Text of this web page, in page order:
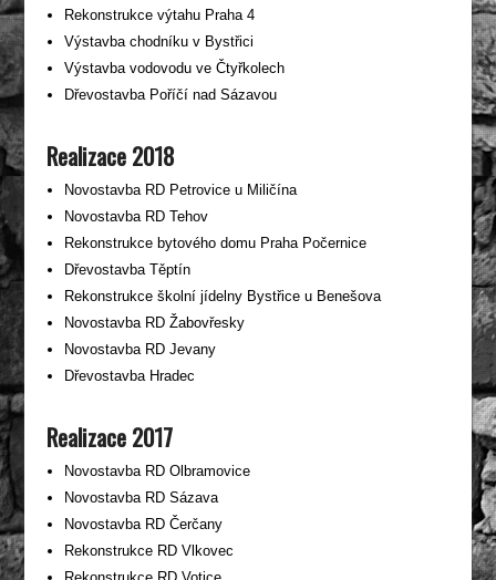
Rekonstrukce výtahu Praha 4
Výstavba chodníku v Bystřici
Výstavba vodovodu ve Čtyřkolech
Dřevostavba Poříčí nad Sázavou
Realizace 2018
Novostavba RD Petrovice u Miličína
Novostavba RD Tehov
Rekonstrukce bytového domu Praha Počernice
Dřevostavba Těptín
Rekonstrukce školní jídelny Bystřice u Benešova
Novostavba RD Žabovřesky
Novostavba RD Jevany
Dřevostavba Hradec
Realizace 2017
Novostavba RD Olbramovice
Novostavba RD Sázava
Novostavba RD Čerčany
Rekonstrukce RD Vlkovec